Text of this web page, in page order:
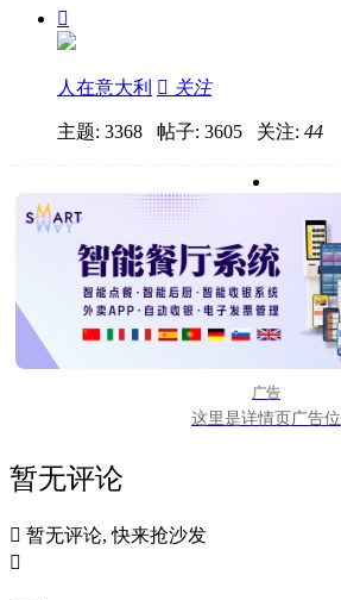

人在意大利  关注
主题: 3368 帖子: 3605 关注: 44
广告
这里是详情页广告位
暂无评论
 暂无评论, 快来抢沙发
